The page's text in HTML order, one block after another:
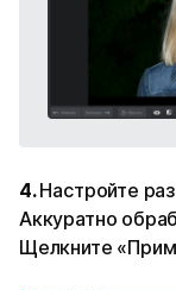
4.Настройте
Аккуратно
Щелкните